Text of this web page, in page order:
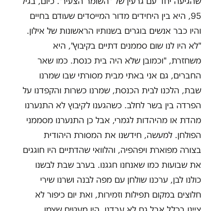
95, היא בין היחידים מדור המייסדים שעודם בחיים
והיו כבר אנשים בוגרים בשנותיו הראשונות של אילון.
"לא היו לנו שום סממנים דתיים בקיבוץ", היא
משחזרת, "וכמובן שלא היה בית כנסת. כמו שאר
החברים, גם אני באתי מבית מסורתי שבו שמרנו
שבת, הלכנו לבית הכנסת, שמרנו כשרות והקפדנו על
הפרדה בין בשר לחלב. כשהגענו לקיבוץ לא התנערנו
מהדת או מהיהדות לגמרי, אבל כן התנערנו מסממני
הפולחן. למעשה, חידשנו את המסורת היהודית
בצורה מפוארת ויפהפיה, והלוואי שהדתיים היו חוגגים
את שבועות כמו שאנחנו חגגנו. בערב שבת לבשנו
כולנו לבן, ערכנו שולחן עם מפה לבנה ושרנו שירי
חלוצים במקום תפילות וזמירות, ואת יום כיפור לא